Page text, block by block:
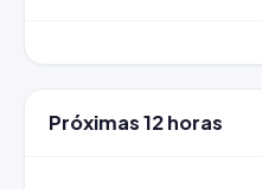
Próximas 12 horas